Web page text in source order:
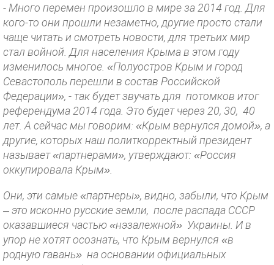
- Много перемен произошло в мире за 2014 год. Для
кого-то они прошли незаметно, другие просто стали
чаще читать и смотреть новости, для третьих мир
стал войной. Для населения Крыма в этом году
изменилось многое. «Полуостров Крым и город
Севастополь перешли в состав Российской
Федерации», - так будет звучать для потомков итог
референдума 2014 года. Это будет через 20, 30, 40
лет. А сейчас мы говорим: «Крым вернулся домой», а
другие, которых наш политкорректный президент
называет «партнерами», утверждают: «Россия
оккупировала Крым».
Они, эти самые «партнеры», видно, забыли, что Крым
– это исконно русские земли, после распада СССР
оказавшиеся частью «нэзалежной» Украины. И в
упор не хотят осознать, что Крым вернулся «в
родную гавань» на основании официальных